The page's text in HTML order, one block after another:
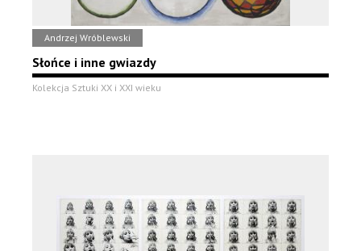
Andrzej Wróblewski
Słońce i inne gwiazdy
Kolekcja Sztuki XX i XXI wieku